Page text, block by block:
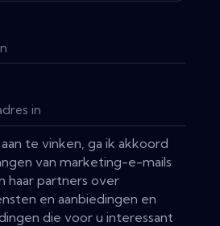
te vinken, ga ik akkoord
van marketing-e-mails
haar partners over
en aanbiedingen en
die voor u interessant